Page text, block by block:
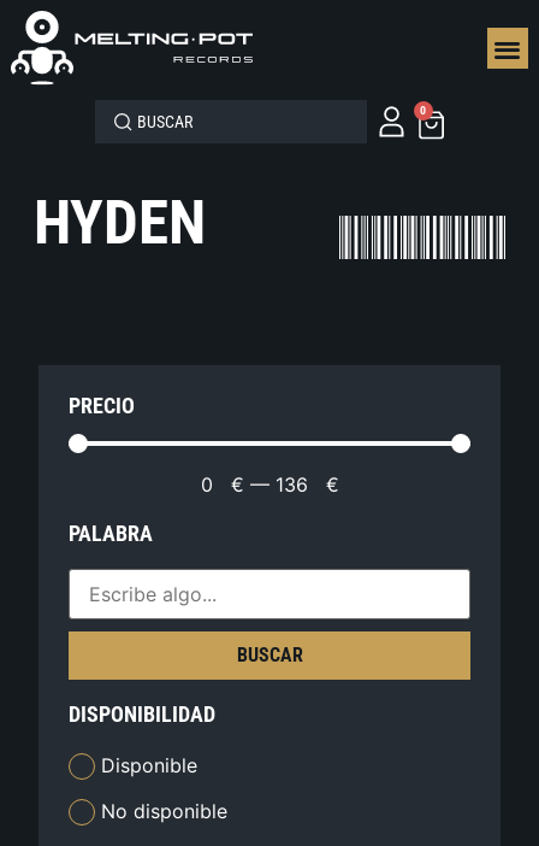
0
HYDEN
PRECIO
0 € — 136 €
PALABRA
BUSCAR
DISPONIBILIDAD
Disponible
No disponible